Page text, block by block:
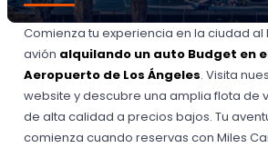
Comienza tu experiencia en la ciudad al
avión alquilando un auto Budget en
Aeropuerto de Los Ángeles. Visita
website y descubre una amplia flota de
de alta calidad a precios bajos. Tu
comienza cuando reservas con Miles